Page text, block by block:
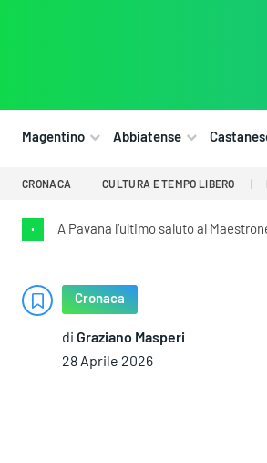
Magentino Abbiatense
CRONACA CULTURA E TEMPO LIBERO
• A Pavana l’ultimo saluto al
Cronaca
di Graziano Masperi
28 Aprile 2026